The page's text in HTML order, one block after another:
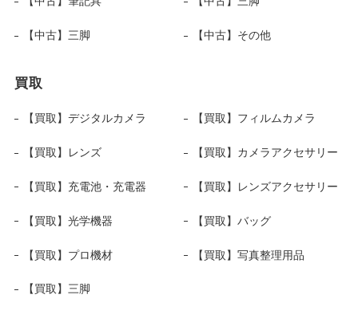
【中古】三脚 【中古】その他
買取
【買取】デジタルカメラ 【買取】フィルムカメラ
【買取】レンズ 【買取】カメラアクセサリー
【買取】充電池・充電器 【買取】レンズアクセサリー
【買取】光学機器 【買取】バッグ
【買取】プロ機材 【買取】写真整理用品
【買取】三脚